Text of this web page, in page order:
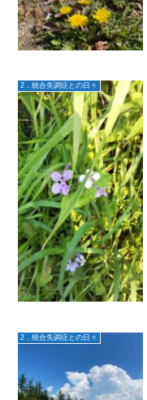
2．統合失調症との日々
2．統合失調症との日々